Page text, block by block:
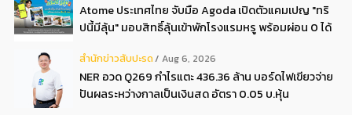
Atome ประเทศไทย จับมือ Agoda เปิดตัวแคมเปญ "ทริ
ปนี้มีลุ้น" มอบสิทธิ์ลุ้นเข้าพักโรงแรมหรู พร้อมผ่อน 0 ได้
สํานักข่าวสับปะรด Aug 6, 2026
NER อวด Q269 กำไรแตะ 436.36 ล้าน บอร์ดไฟเขียวจ่าย
ปันผลระหว่างกาลเป็นเงินสด อัตรา 0.05 บ.หุ้น